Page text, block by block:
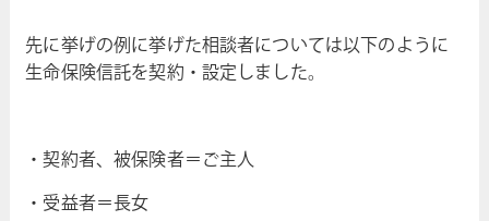
先に挙げの例に挙げた相談者については以下のように
生命保険信託を契約・設定しました。
・契約者、被保険者＝ご主人
・受益者＝長女